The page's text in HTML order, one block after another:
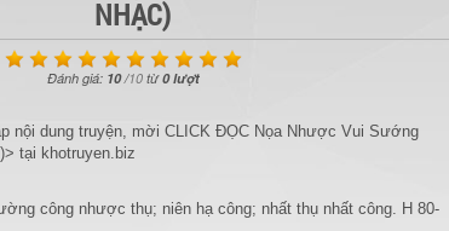
NHẠC)
Đánh giá: 10/10từ0 lượt
nội dung truyện, mời CLICK ĐỌC Nọa Nhược Vui Sướng
tại khotruyen.biz
công nhược thụ; niên hạ công; nhất thụ nhất công. H 80-